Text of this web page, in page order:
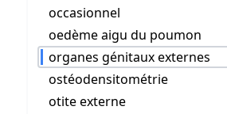
occasionnel
oedème aigu du poumon
organes génitaux externes
ostéodensitométrie
otite externe